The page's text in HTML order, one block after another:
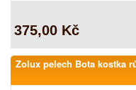
375,00 Kč
Zolux pelech Bota kostka